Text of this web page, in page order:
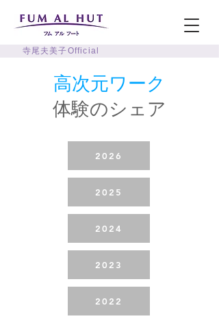
寺尾夫美子Official
高次元ワーク
体験のシェア
2026
2025
2024
2023
2022